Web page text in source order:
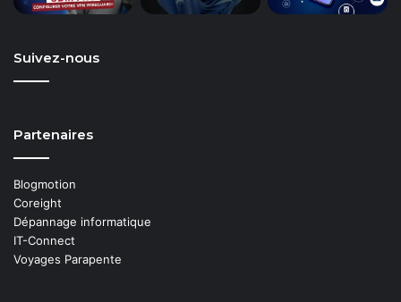
Suivez-nous
Partenaires
Blogmotion
Coreight
Dépannage informatique
IT-Connect
Voyages Parapente